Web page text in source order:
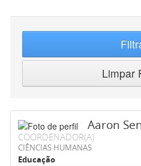
Limpar
Aaron
COORDENADOR(A)
CIÊNCIAS HUMANAS
Educação